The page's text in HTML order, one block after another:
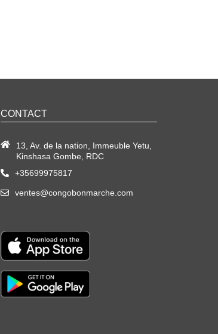
CONTACT
13, Av. de la nation, Immeuble Yetu,
Kinshasa Gombe, RDC
+35699975817
ventes@congobonmarche.com